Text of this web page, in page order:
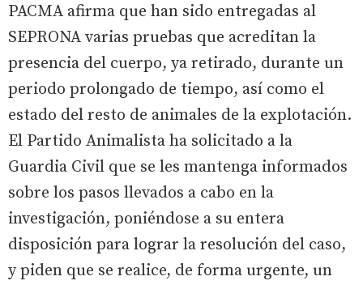
PACMA afirma que han sido entregadas al
SEPRONA varias pruebas que acreditan la
presencia del cuerpo, ya retirado, durante un
periodo prolongado de tiempo, así como el
estado del resto de animales de la explotación.
El Partido Animalista ha solicitado a la
Guardia Civil que se les mantenga informados
sobre los pasos llevados a cabo en la
investigación, poniéndose a su entera
disposición para lograr la resolución del caso,
y piden que se realice, de forma urgente, un